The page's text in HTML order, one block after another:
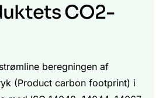
CO2-
beregningen af
(Product carbon footprint) i